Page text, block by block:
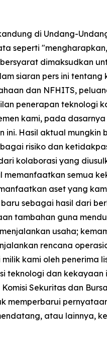
di Undang-
seperti
dimaksudkan
siaran pers ini
dan NFHITS,
penerapan teknologi
kami, pada
Hasil aktual mungkin
risiko dan
kolaborasi yang
memanfaatkan semua
aset yang
sebagai hasil dari
tambahan guna
usaha;
rencana
kami oleh penerima
teknologi dan kekayaan
Sekuritas dan
memperbarui
atau lainnya,